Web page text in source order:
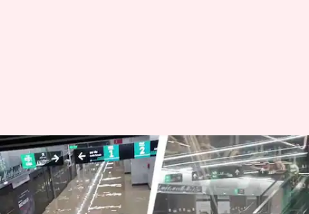
Mumbai metro: మునిగిన కొత్తగా
ప్రారంభించిన మెట్రో స్టేషన్.. రైలు
నుంచి దిగని ప్రయాణీకులు.. చివరికి..